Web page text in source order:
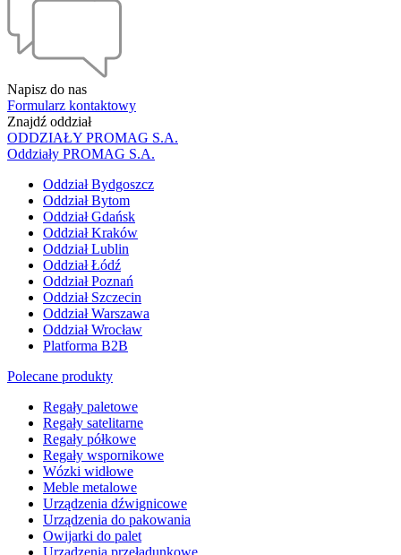
Napisz do nas
Formularz kontaktowy
Znajdź oddział
ODDZIAŁY PROMAG S.A.
Oddziały PROMAG S.A.
Oddział Bydgoszcz
Oddział Bytom
Oddział Gdańsk
Oddział Kraków
Oddział Lublin
Oddział Łódź
Oddział Poznań
Oddział Szczecin
Oddział Warszawa
Oddział Wrocław
Platforma B2B
Polecane produkty
Regały paletowe
Regały satelitarne
Regały półkowe
Regały wspornikowe
Wózki widłowe
Meble metalowe
Urządzenia dźwignicowe
Urządzenia do pakowania
Owijarki do palet